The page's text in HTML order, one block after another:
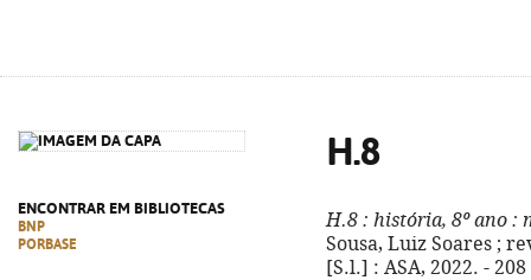
ENCONTRAR EM BIBLIOTECAS
BNP
PORBASE
H.8
H.8 : história, 8º ano :
Sousa, Luiz Soares ;
[S.l.] : ASA, 2022. -